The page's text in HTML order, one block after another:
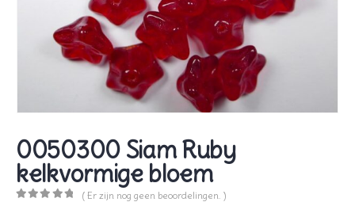
0050300 Siam Ruby
kelkvormige bloem
( Er zijn nog geen beoordelingen. )